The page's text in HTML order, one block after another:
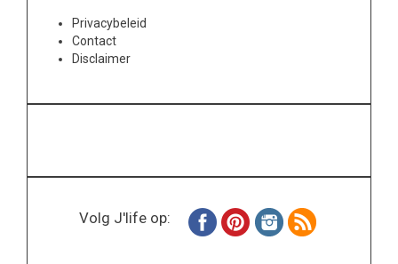
Privacybeleid
Contact
Disclaimer
Volg J'life op: